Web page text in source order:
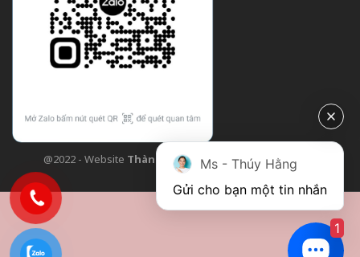
@2022 - Website Thành Công Flower| Design bởi
Ms - Thúy Hằng
Gửi cho bạn một tin nhắn
1